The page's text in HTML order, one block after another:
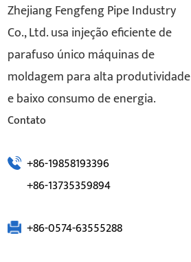
Zhejiang Fengfeng Pipe Industry
Co., Ltd. usa injeção eficiente de
parafuso único máquinas de
moldagem para alta produtividade
e baixo consumo de energia.
Contato
+86-19858193396
+86-13735359894
+86-0574-63555288